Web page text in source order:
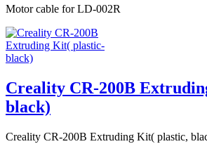
Motor cable for LD-002R
Creality CR-200B
black)
Creality CR-200B Extruding Kit( plastic,